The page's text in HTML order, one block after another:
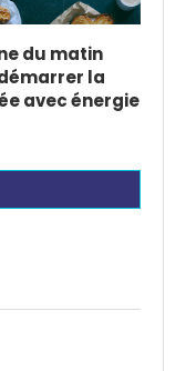
du matin
la
avec énergie